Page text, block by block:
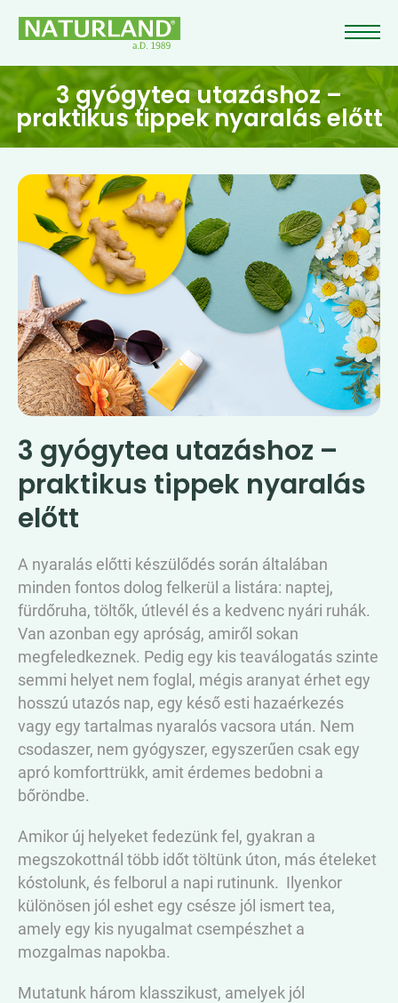
3 gyógytea utazáshoz –
praktikus tippek nyaralás előtt
3 gyógytea utazáshoz –
praktikus tippek nyaralás
előtt
A nyaralás előtti készülődés során általában
minden fontos dolog felkerül a listára: naptej,
fürdőruha, töltők, útlevél és a kedvenc nyári ruhák.
Van azonban egy apróság, amiről sokan
megfeledkeznek. Pedig egy kis teaválogatás szinte
semmi helyet nem foglal, mégis aranyat érhet egy
hosszú utazós nap, egy késő esti hazaérkezés
vagy egy tartalmas nyaralós vacsora után. Nem
csodaszer, nem gyógyszer, egyszerűen csak egy
apró komforttrükk, amit érdemes bedobni a
bőröndbe.
Amikor új helyeket fedezünk fel, gyakran a
megszokottnál több időt töltünk úton, más ételeket
kóstolunk, és felborul a napi rutinunk. Ilyenkor
különösen jól eshet egy csésze jól ismert tea,
amely egy kis nyugalmat csempészhet a
mozgalmas napokba.
Mutatunk három klasszikust, amelyek jól